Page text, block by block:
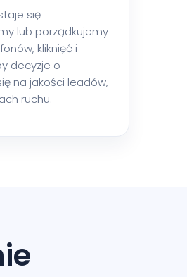
się
lub porządkujemy
kliknięć i
decyzje o
na jakości leadów,
ruchu.